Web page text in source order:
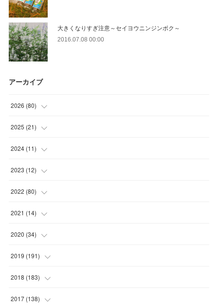
大きくなりすぎ注意～セイヨウニンジンボク～
2016.07.08 00:00
アーカイブ
2026 (80)
(11 )
(30 )
(23
(10
2025 (21)
(2
(9
(7
(3
2024 (11)
(1
(5
(5
2023 (12)
(5
(7
2022 (80)
(17 )
(8
(7)
(14
2021 (14)
(1
(6)
(2)
(5)
2020 (34)
(1)
(3)
(4)
2019 (191)
(4)
(9)
2018 (183)
(11
2017 (138)